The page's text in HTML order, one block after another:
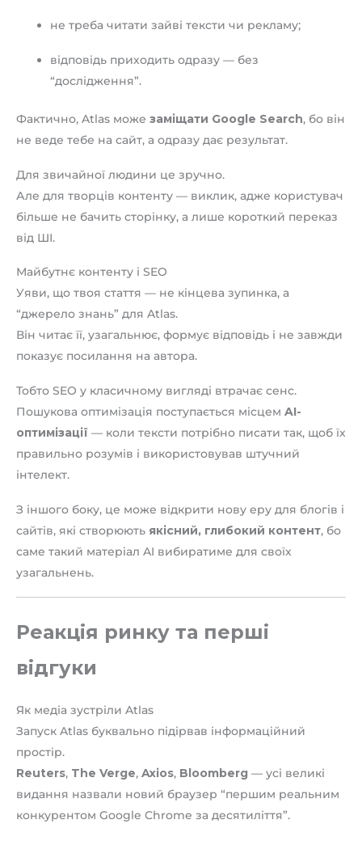
не треба читати зайві тексти чи рекламу;
відповідь приходить одразу — без
“дослідження”.
Фактично, Atlas може заміщати Google Search, бо він
не веде тебе на сайт, а одразу дає результат.
Для звичайної людини це зручно.
Але для творців контенту — виклик, адже користувач
більше не бачить сторінку, а лише короткий переказ
від ШІ.
Майбутнє контенту і SEO
Уяви, що твоя стаття — не кінцева зупинка, а
“джерело знань” для Atlas.
Він читає її, узагальнює, формує відповідь і не завжди
показує посилання на автора.
Тобто SEO у класичному вигляді втрачає сенс.
Пошукова оптимізація поступається місцем AI-
оптимізації — коли тексти потрібно писати так, щоб їх
правильно розумів і використовував штучний
інтелект.
З іншого боку, це може відкрити нову еру для блогів і
сайтів, які створюють якісний, глибокий контент, бо
саме такий матеріал AI вибиратиме для своїх
узагальнень.
Реакція ринку та перші
відгуки
Як медіа зустріли Atlas
Запуск Atlas буквально підірвав інформаційний
простір.
Reuters, The Verge, Axios, Bloomberg — усі великі
видання назвали новий браузер “першим реальним
конкурентом Google Chrome за десятиліття”.